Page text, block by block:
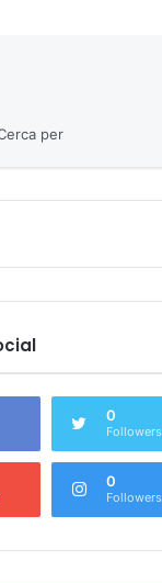
0
Followers
0
Followers